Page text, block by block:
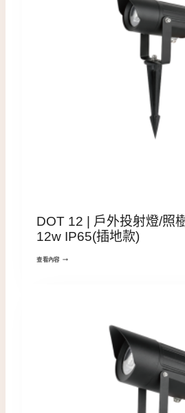
DOT 12 | 戶外投射燈/照
12w IP65(插地款)
查看內容